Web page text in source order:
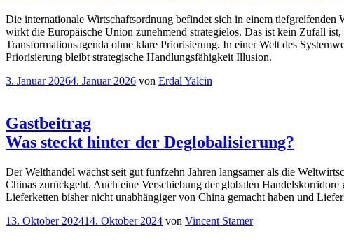
Die internationale Wirtschaftsordnung befindet sich in einem tiefgreifenden
wirkt die Europäische Union zunehmend strategielos. Das ist kein Zufall
Transformationsagenda ohne klare Priorisierung. In einer Welt des
Priorisierung bleibt strategische Handlungsfähigkeit Illusion.
Veröffentlicht
3. Januar 20264. Januar 2026 von Erdal Yalcin
Gastbeitrag
Was steckt hinter der Deglobalisierung?
Der Welthandel wächst seit gut fünfzehn Jahren langsamer als die
Chinas zurückgeht. Auch eine Verschiebung der globalen
Lieferketten bisher nicht unabhängiger von China gemacht haben und
Veröffentlicht
13. Oktober 202414. Oktober 2024 von Vincent Stamer